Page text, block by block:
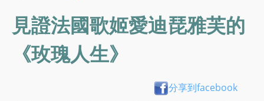
見證法國歌姬愛迪琵雅芙的
《玫瑰人生》
分享到facebook